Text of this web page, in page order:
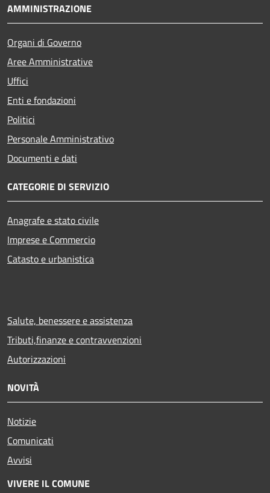
AMMINISTRAZIONE
Organi di Governo
Aree Amministrative
Uffici
Enti e fondazioni
Politici
Personale Amministrativo
Documenti e dati
CATEGORIE DI SERVIZIO
Anagrafe e stato civile
Imprese e Commercio
Catasto e urbanistica
Salute, benessere e assistenza
Tributi,finanze e contravvenzioni
Autorizzazioni
NOVITÀ
Notizie
Comunicati
Avvisi
VIVERE IL COMUNE